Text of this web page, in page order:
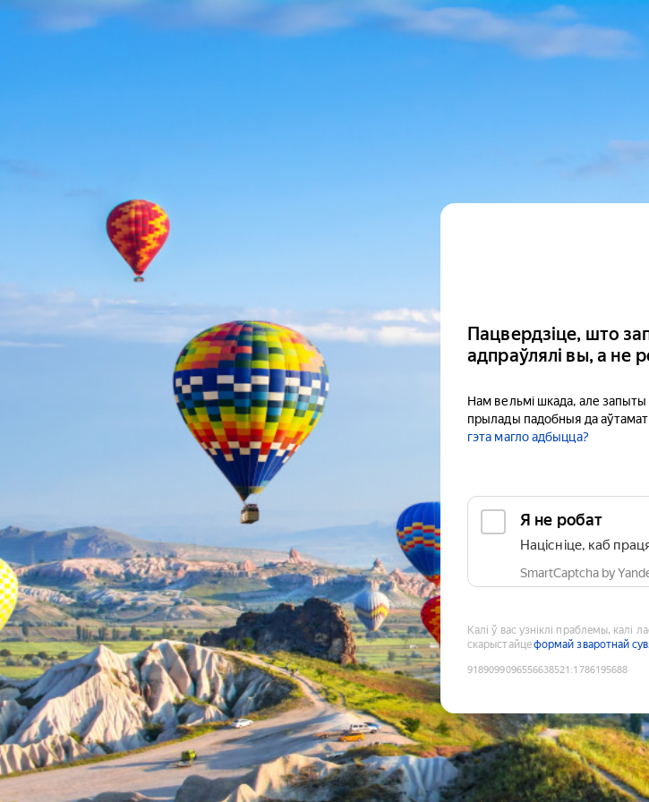
Пацвердзіце, што
адпраўлялі вы, а не
Нам вельмі шкада, але
прылады падобныя да
гэта магло адбыцца?
Я не робат
Націсніце, каб
SmartCaptcha by
Калі ў вас узніклі праблемы, калі
скарыстайцеформай зваротнай
9189099096556638521 :1786195688